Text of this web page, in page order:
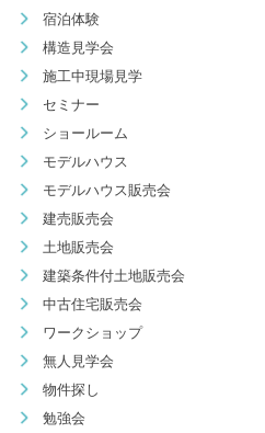
宿泊体験
構造見学会
施工中現場見学
セミナー
ショールーム
モデルハウス
モデルハウス販売会
建売販売会
土地販売会
建築条件付土地販売会
中古住宅販売会
ワークショップ
無人見学会
物件探し
勉強会